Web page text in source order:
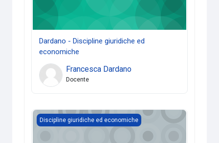
Dardano - Discipline giuridiche ed
economiche
Francesca Dardano
Docente
Economia Aziendale - Gallini
Discipline giuridiche ed economiche